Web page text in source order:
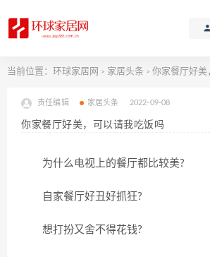
当前位置： 环球家居网 > 家居头条 > 你家餐厅好美
责任编辑 家居头条 2022-09-08
你家餐厅好美，可以请我吃饭吗
为什么电视上的餐厅都比较美?
自家餐厅好丑好抓狂?
想打扮又舍不得花钱?